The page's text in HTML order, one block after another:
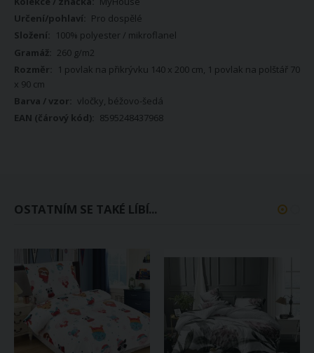
Pro dospělé
100% polyester / mikroflanel
260 g/m2
1 povlak na přikrývku 140 x 200 cm, 1 povlak na polštář 70
x 90 cm
vločky, béžovo-šedá
8595248437968
OSTATNÍM SE TAKÉ LÍBÍ...